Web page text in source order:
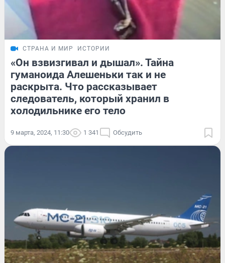
СТРАНА И МИР ИСТОРИИ
«Он взвизгивал и дышал». Тайна
гуманоида Алешеньки так и не
раскрыта. Что рассказывает
следователь, который хранил в
холодильнике его тело
9 марта, 2024, 11:30 1 341 Обсудить